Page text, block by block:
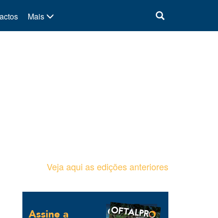
Mais
Veja aqui as edições anteriores